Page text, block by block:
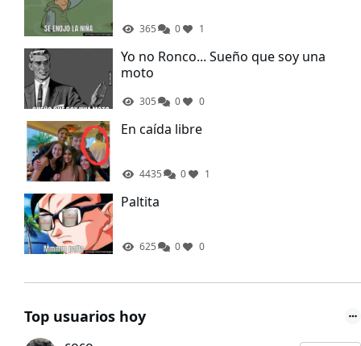
365 0 1
Yo no Ronco... Sueño que soy una
moto
305 0 0
En caída libre
4435 0 1
Paltita
625 0 0
Top usuarios hoy